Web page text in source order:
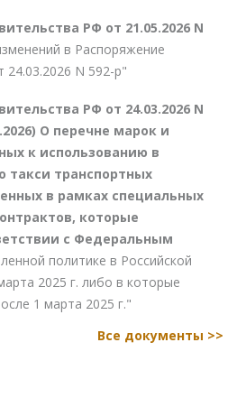
РФ от 21.05.2026 N
в Распоряжение
24.03.2026 N 592-р"
РФ от 24.03.2026 N
О перечне марок и
к использованию в
такси транспортных
в рамках специальных
которые
с Федеральным
политике в Российской
2025 г. либо в которые
1 марта 2025 г."
Все документы >>